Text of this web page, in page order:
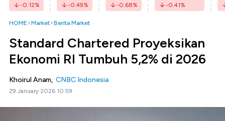
-0.12% -0.49% -0.68% -0.41%
HOME Market Berita Market
Standard Chartered Proyeksikan
Ekonomi RI Tumbuh 5,2% di 2026
Khoirul Anam, CNBC Indonesia
29 January 2026 10:59